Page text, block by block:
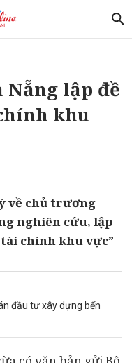
lập đề
khu
về chủ trương
nghiên cứu, lập
chính khu vực”
đầu tư xây dựng bến